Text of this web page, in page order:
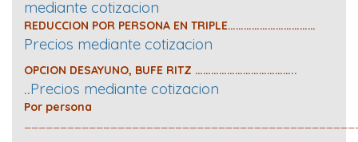
mediante cotizacion
REDUCCION POR PERSONA EN TRIPLE……………………………
Precios mediante cotizacion
OPCION DESAYUNO, BUFE RITZ ………………………………..
..Precios mediante cotizacion
Por persona